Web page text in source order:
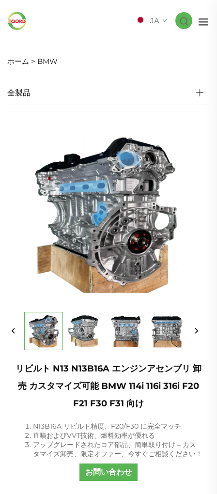
JA
ホーム > BMW
全製品
リビルト N13 N13B16A エンジンアセンブリ 卸
売 カスタマイズ可能 BMW 114i 116i 316i F20
F21 F30 F31 向け
N13B16A リビルト精度、F20/F30 に完全マッチ
直噴およびVVT技術、燃料効率が優れる
アップグレードされたコア部品、簡単取り付け – カス
タマイズ卸売、限定オファー、今すぐご相談ください！
お問い合わせ